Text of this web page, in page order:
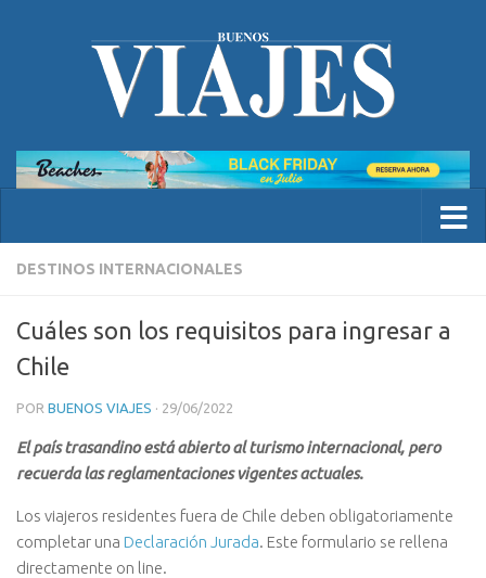
DESTINOS INTERNACIONALES
Cuáles son los requisitos para ingresar a
Chile
POR BUENOS VIAJES · 29/06/2022
El país trasandino está abierto al turismo internacional, pero
recuerda las reglamentaciones vigentes actuales.
Los viajeros residentes fuera de Chile deben obligatoriamente
completar una Declaración Jurada. Este formulario se rellena
directamente on line.